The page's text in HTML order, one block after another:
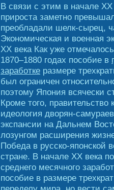
В связи с этим в начале
прироста заметно
преобладали шелк-сырец,
Экономическая и военная
XX века Как уже
1870–1880 годах пособие в
заработке размере
был ограничен
поэтому Япония всячески
Кроме того,
идеология дворян-
экспансии на Дальнем
лозунгом расширения
Победа в русско-японской
стране. В начале XX века
среднего месячного
пособие в размере